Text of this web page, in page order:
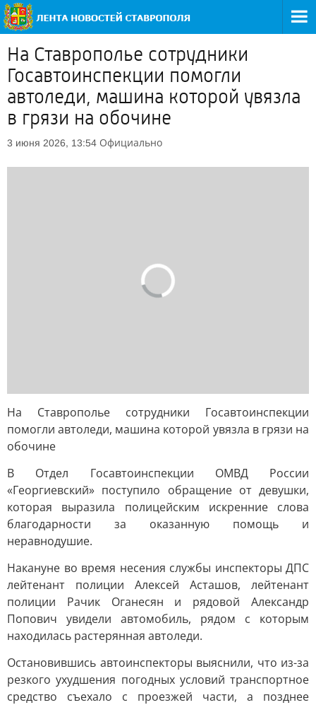
На Ставрополье сотрудники
Госавтоинспекции помогли
автоледи, машина которой увязла
в грязи на обочине
3 июня 2026, 13:54 Официально
На Ставрополье сотрудники Госавтоинспекции
помогли автоледи, машина которой увязла в грязи на
обочине
В Отдел Госавтоинспекции ОМВД России
«Георгиевский» поступило обращение от девушки,
которая выразила полицейским искренние слова
благодарности за оказанную помощь и
неравнодушие.
Накануне во время несения службы инспекторы ДПС
лейтенант полиции Алексей Асташов, лейтенант
полиции Рачик Оганесян и рядовой Александр
Попович увидели автомобиль, рядом с которым
находилась растерянная автоледи.
Остановившись автоинспекторы выяснили, что из-за
резкого ухудшения погодных условий транспортное
средство съехало с проезжей части, а позднее